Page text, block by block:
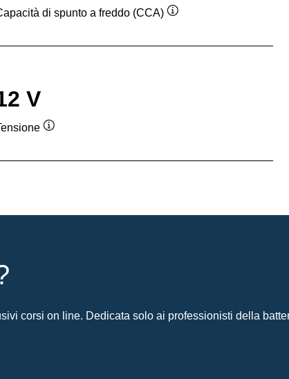
di spunto a freddo (CCA)
V
corsi on line. Dedicata solo ai professionisti della